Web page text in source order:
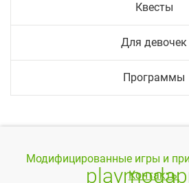
Квесты
Для девочек
Программы
Модифицированные игры и
Контакты